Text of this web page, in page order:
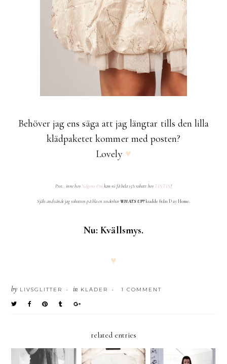
Behöver jag ens säga att jag längtar tills den lilla
klädpaketet kommer med posten?
Lovely ♥
Psst.. inne hosNågons Fru kan ni få hela 15% rabatt hos TINTIN!
Själv andvände jag rabatten på bla en underbarWHATS UP?kudde från Day Home.
Nu: Kvällsmys.
♥
by LIVSGLITTER • in KLÄDER • 1 COMMENT
related entries